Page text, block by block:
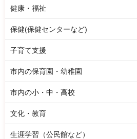
健康・福祉
保健(保健センターなど)
子育て支援
市内の保育園・幼稚園
市内の小・中・高校
文化・教育
生涯学習（公民館など）